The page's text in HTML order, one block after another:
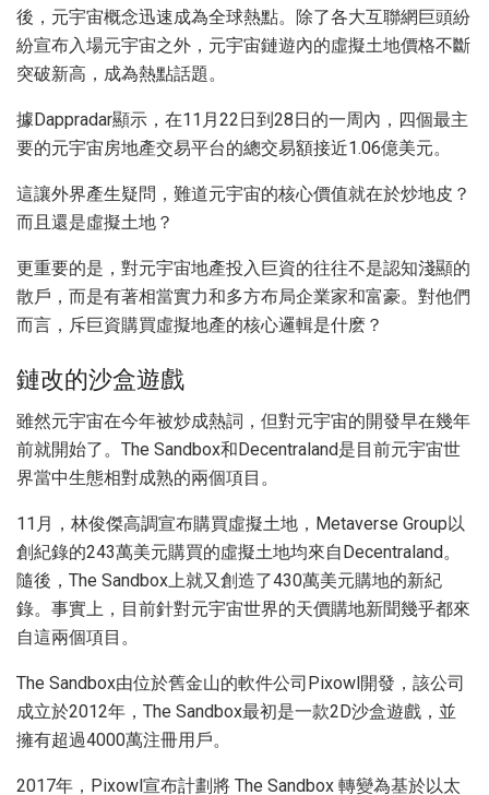
後，元宇宙概念迅速成為全球熱點。除了各大互聯網巨頭紛
紛宣布入場元宇宙之外，元宇宙鏈遊內的虛擬土地價格不斷
突破新高，成為熱點話題。
據Dappradar顯示，在11月22日到28日的一周內，四個最主
要的元宇宙房地產交易平台的總交易額接近1.06億美元。
這讓外界產生疑問，難道元宇宙的核心價值就在於炒地皮？
而且還是虛擬土地？
更重要的是，對元宇宙地產投入巨資的往往不是認知淺顯的
散戶，而是有著相當實力和多方布局企業家和富豪。對他們
而言，斥巨資購買虛擬地產的核心邏輯是什麽？
鏈改的沙盒遊戲
雖然元宇宙在今年被炒成熱詞，但對元宇宙的開發早在幾年
前就開始了。The Sandbox和Decentraland是目前元宇宙世
界當中生態相對成熟的兩個項目。
11月，林俊傑高調宣布購買虛擬土地，Metaverse Group以
創紀錄的243萬美元購買的虛擬土地均來自Decentraland。
隨後，The Sandbox上就又創造了430萬美元購地的新紀
錄。事實上，目前針對元宇宙世界的天價購地新聞幾乎都來
自這兩個項目。
The Sandbox由位於舊金山的軟件公司Pixowl開發，該公司
成立於2012年，The Sandbox最初是一款2D沙盒遊戲，並
擁有超過4000萬注冊用戶。
2017年，Pixowl宣布計劃將 The Sandbox 轉變為基於以太